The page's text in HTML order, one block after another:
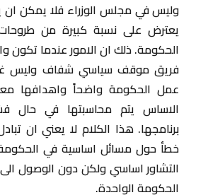
وليس في مجلس الوزراء فلا يمكن
يعترض على نسبة كبيرة من
الحكومة. ذلك ان الامور عندما
فريق موقف سياسي شفاف وليس
عمل الحكومة واضحاً واهدافها
الاساس يتم محاسبتها في حال
برنامجها. هذا الكلام لا يعني ان
خطأ حول مسائل اساسية في
التشاور اساسي ولكن دون الوصول
الحكومة الواحدة.